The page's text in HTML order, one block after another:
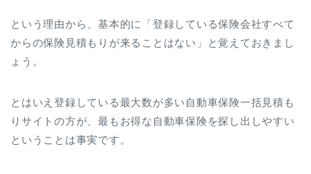
という理由から、基本的に「登録している保険会社すべて
からの保険見積もりが来ることはない」と覚えておきまし
ょう。
とはいえ登録している最大数が多い自動車保険一括見積も
りサイトの方が、最もお得な自動車保険を探し出しやすい
ということは事実です。